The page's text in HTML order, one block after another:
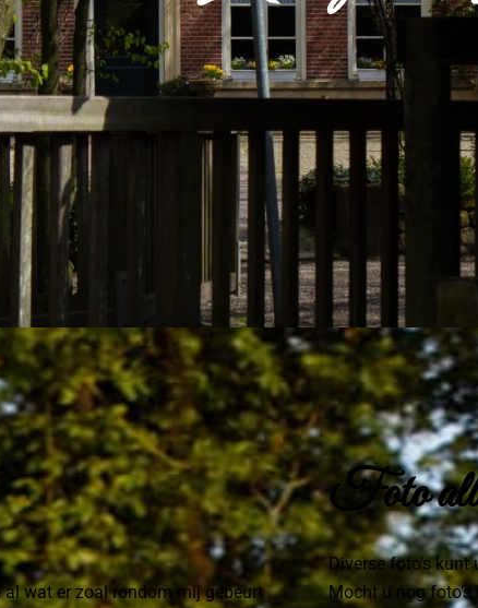
al wat er zoal rondom mij gebeurt .
Foto
Diverse foto’s kunt
Mocht u nog foto’s